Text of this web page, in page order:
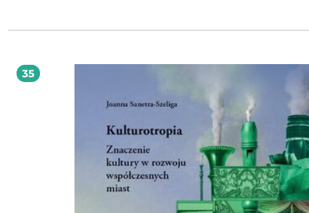
projektowanie można nazwać zrównoważonym dopiero wtedy, gdy
kształt świata? Czy samochód, krzesło, filiżanka albo łyżka może powołać do
nowe nawyki? Czy budynki mogą nas zachęcić do utożsamienia się z miejscem
nas? Autor argumentuje, że nie tylko mogą, ale i powinny. Dlatego oszczędny
energetycznie budynek musi być także przyjemny dla oka, a ekologiczny
brzydotą farm fotowoltaicznych czy ekologicznych biurowców, pojazdów,
urządzeń. Tematyka książki wpisuje się, w mocno obecne w debacie publicznej,
rozważania dotyczące ekologii, zrównoważonego rozwoju i świadomego
zasobów naturalnych. Pozwala z większą świadomością przyglądać się
nas światu i zmusza do refleksji na temat projektowania, zarówno pod
elewacji w geometryczne wzory na wieżowcu przy ul. Lelewela 7-9 w Gdyni.
Hoseya pozwala nam zrozumieć, dlaczego podoba nam się akurat ten
inne bloki, położone dwie ulice dalej, nikt z nas nie zwróci już uwagi. Kształt zieleni.
O estetyce, ekologii i projektowaniu jest dziesiątym tytułem w serii MIASTO
35